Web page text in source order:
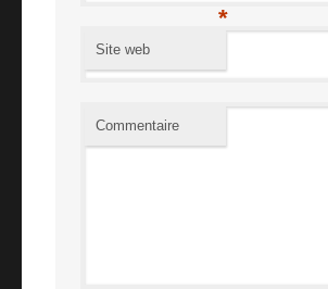
*
Site web
Commentaire